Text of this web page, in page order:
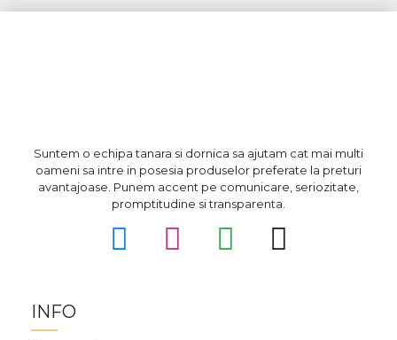
Suntem o echipa tanara si dornica sa ajutam cat mai multi
oameni sa intre in posesia produselor preferate la preturi
avantajoase. Punem accent pe comunicare, seriozitate,
promptitudine si transparenta.
INFO